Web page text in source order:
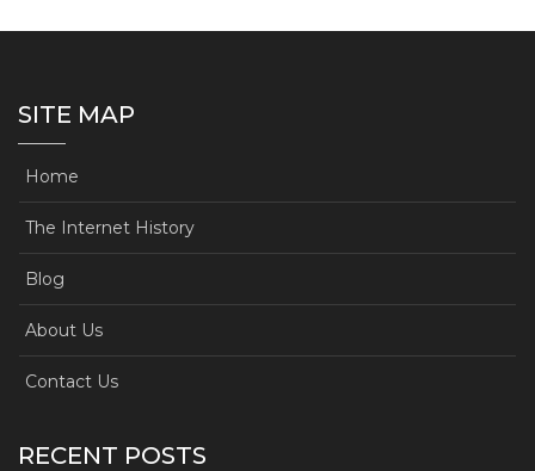
SITE MAP
Home
The Internet History
Blog
About Us
Contact Us
RECENT POSTS